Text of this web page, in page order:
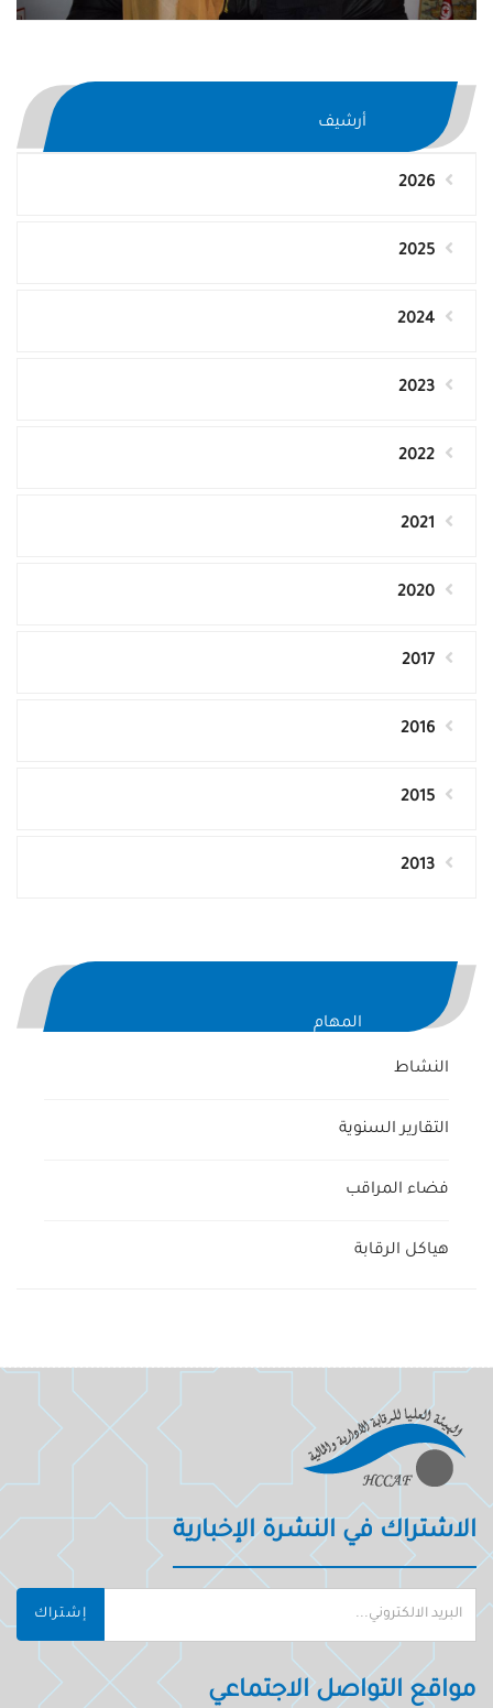
أرشيف
2026
2025
2024
2023
2022
2021
2020
2017
2016
2015
2013
المهام
النشاط
التقارير السنوية
فضاء المراقب
هياكل الرقابة
الاشتراك في النشرة الإخبارية
إشتراك
مواقع التواصل الاجتماعي